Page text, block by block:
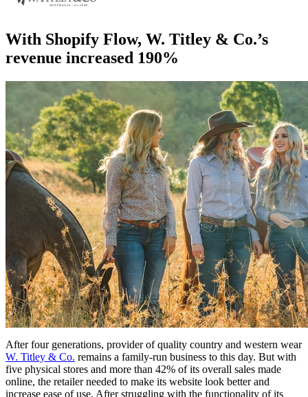
With Shopify Flow, W. Titley & Co.’s
revenue increased 190%
After four generations, provider of quality country and western wear
W. Titley & Co. remains a family-run business to this day. But with
five physical stores and more than 42% of its overall sales made
online, the retailer needed to make its website look better and
increase ease of use. After struggling with the functionality of its